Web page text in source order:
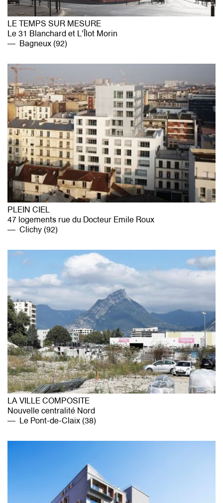
LE TEMPS SUR MESURE
Le 31 Blanchard et L'Îlot Morin
Bagneux (92)
PLEIN CIEL
47 logements rue du Docteur Emile Roux
Clichy (92)
LA VILLE COMPOSITE
Nouvelle centralité Nord
Le Pont-de-Claix (38)